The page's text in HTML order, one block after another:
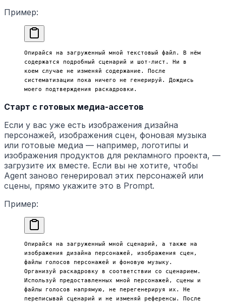
Пример:
Опирайся на загруженный мной текстовый файл. В нём
содержатся подробный сценарий и шот-лист. Ни в
коем случае не изменяй содержание. После
систематизации пока ничего не генерируй. Дождись
моего подтверждения раскадровки.
Старт с готовых медиа-ассетов
Если у вас уже есть изображения дизайна
персонажей, изображения сцен, фоновая музыка
или готовые медиа — например, логотипы и
изображения продуктов для рекламного проекта, —
загрузите их вместе. Если вы не хотите, чтобы
Agent заново генерировал этих персонажей или
сцены, прямо укажите это в Prompt.
Пример:
Опирайся на загруженный мной сценарий, а также на
изображения дизайна персонажей, изображения сцен,
файлы голосов персонажей и фоновую музыку.
Организуй раскадровку в соответствии со сценарием.
Используй предоставленных мной персонажей, сцены и
файлы голосов напрямую, не перегенерируя их. Не
переписывай сценарий и не изменяй референсы. После